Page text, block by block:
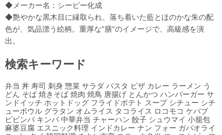
◆メーカー名：シーピー化成
◆艶やかな黒木目に縁取られ、落ち着いた藍とほのかな朱の配
色が、気品漂う絵柄。重厚な”膳”のイメージで、高級感を演
出。
検索キーワード
弁当 丼 寿司 刺身 惣菜 サラダ パスタ ピザ カレー ラーメン う
どん そば 焼きそば 焼肉 焼鳥 唐揚げ とんかつ ハンバーガー サ
ンドイッチ ホットドッグ フライドポテト スープ シチュー シチ
ューボウル グラタン オムライス タコライス ロコモコ ケバブ
ビビンバ キンパ 中華弁当 チャーハン 餃子 シュウマイ 小籠包
麻婆豆腐 エスニック料理 インドカレー ナン フォー ガパオライ